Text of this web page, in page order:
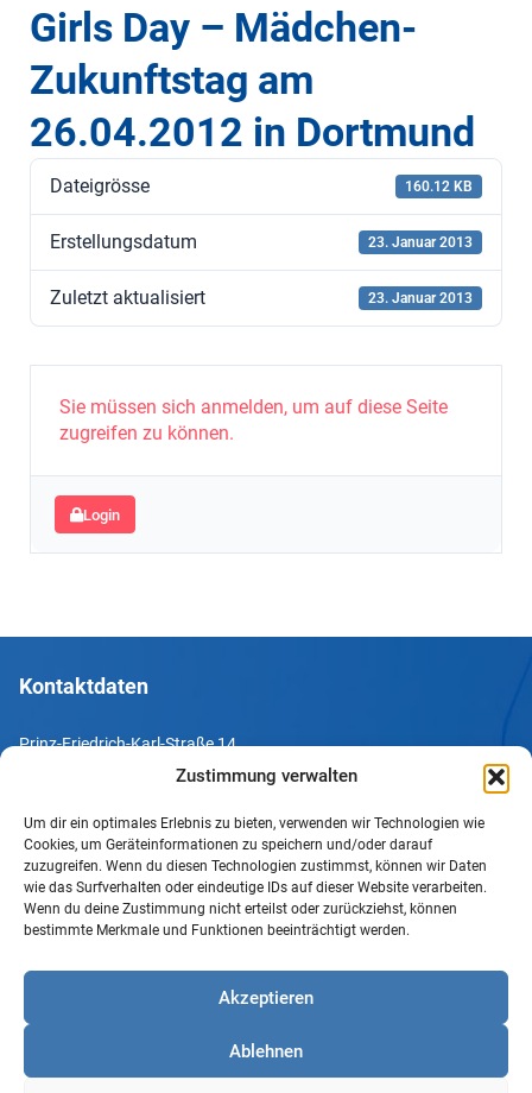
Zustimmung verwalten
Um dir ein optimales Erlebnis zu bieten, verwenden wir Technologien wie
Cookies, um Geräteinformationen zu speichern und/oder darauf
zuzugreifen. Wenn du diesen Technologien zustimmst, können wir Daten
wie das Surfverhalten oder eindeutige IDs auf dieser Website verarbeiten.
Wenn du deine Zustimmung nicht erteilst oder zurückziehst, können
bestimmte Merkmale und Funktionen beeinträchtigt werden.
Akzeptieren
Ablehnen
Girls Day – Mädchen-
Zukunftstag am
26.04.2012 in Dortmund
Dateigrösse 160.12 KB
Erstellungsdatum 23. Januar 2013
Zuletzt aktualisiert 23. Januar 2013
Sie müssen sich anmelden, um auf diese Seite
zugreifen zu können.
Login
Kontaktdaten
Prinz-Friedrich-Karl-Straße 14
Tel. +49 231 952052-10
Fax +49 231 952052-60
e-Mail info@uv-do.de
Internet www.uv-do.de
Impressum